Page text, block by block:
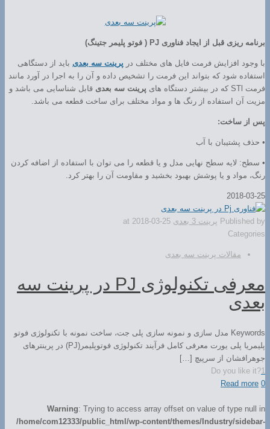
برنامه ریزی قبل از ایجاد فناوری PJ ( فوتو پلیمر جتینگ)
با وجود افزایش فرمت فایل های مختلف در پرینت سه بعدی باید از دستگاهی
استفاده شود که بتواند این فرمت را تشخیص داده و آن را به اجرا در آورد مانند
فرمت STl که در بیشتر دستگاه های
پرینت سه بعدی قابل شناسایی می باشد و
مزیت آن استفاده از رنگ ها و مواد مختلف برای ساخت قطعه می باشد.
پس از ساخت:
• حذف پشتیبان با آب
• سطح: لایه سطح نهایی مدل و یا قطعه را می توان با استفاده از اضافه کردن
رنگ، مواد و یا پوشش بهبود بخشید و مقاومت آن را بهتر کرد.
2018-03-25
Published by پرینت 3 بعدی at 2018-03-25
Categories
مقالات پرینت سه بعدی
معرفی تکنولوژی PJ در پرینت سه
بعدی
Keywords مدل سازی و نمونه سازی پلی جت، ساخت نمونه با تکنولوژی فوتو
پلیمریا پلی یورت معرفی کامل فرآیند تکنولوژی فوتوپلیمر(PJ) در پرینترهای
جوهرافشان از سرپیچ […]
Do you like it?1
0
Read more
Warning: Trying to access array offset on value of type null in
/home/com12333/public_html/wp-content/themes/Industry/sidebar-